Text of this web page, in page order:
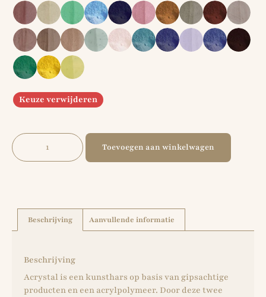
Keuze verwijderen
Toevoegen aan winkelwagen
Beschrijving Aanvullende informatie
Beschrijving
Acrystal is een kunsthars op basis van gipsachtige
producten en een acrylpolymeer. Door deze twee